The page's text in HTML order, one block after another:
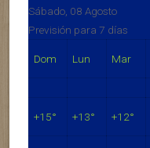
Sábado, 08 Agosto
Previsión para 7 días
Dom Lun Mar
+15° +13° +12°